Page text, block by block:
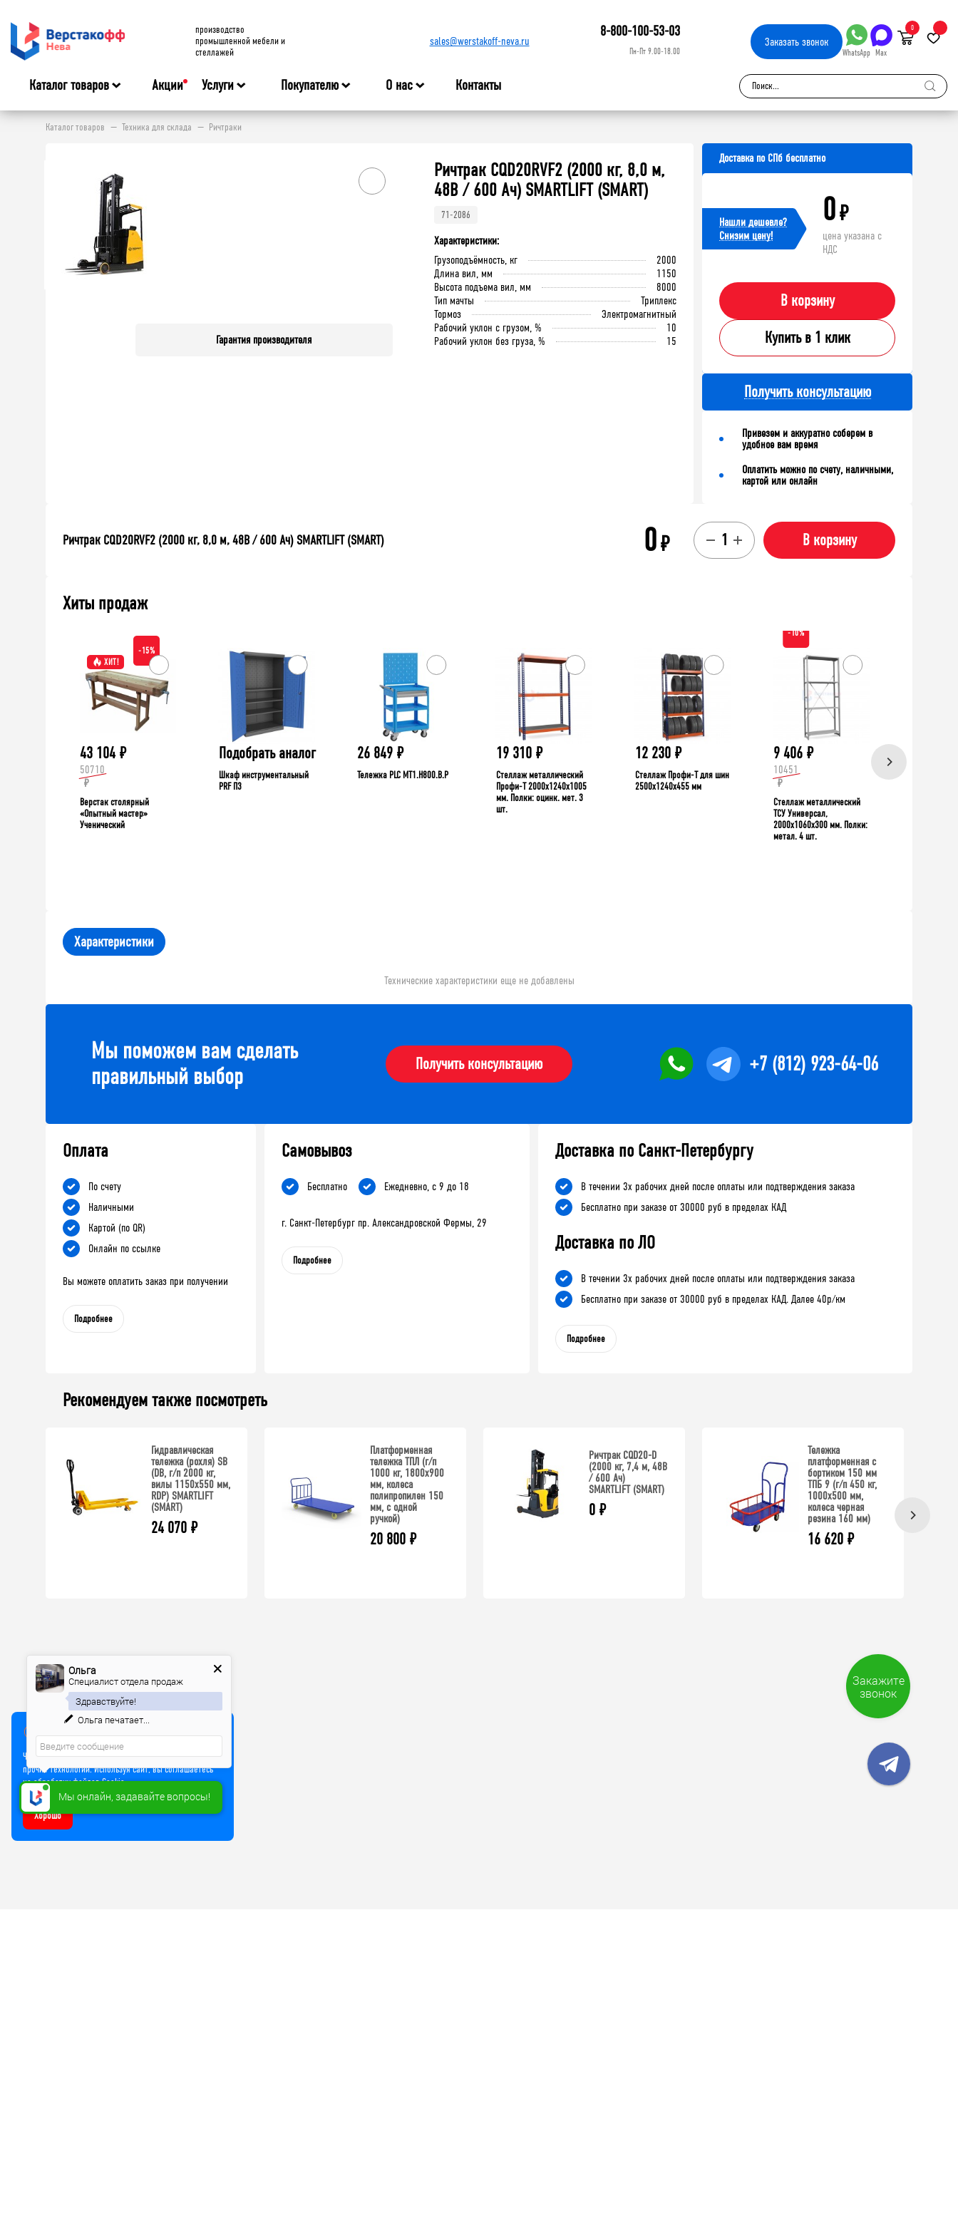
производство
промышленной мебели и
стеллажей
sales@werstakoff-neva.ru
8-800-100-53-03
Пн-Пт 9.00-18.00
Заказатьзвонок
WhatsApp Max
0
Каталог товаров Акции Услуги Покупателю О нас Контакты
Каталог товаров Техника для склада Ричтраки
Гарантия производителя
Ричтрак CQD20RVF2 (2000 кг, 8,0 м,
48В / 600 Ач) SMARTLIFT (SMART)
71-2086
Характеристики:
Грузоподъёмность, кг
2000
Длина вил, мм
1150
Высота подъема вил, мм
8000
Тип мачты
Триплекс
Тормоз
Электромагнитный
Рабочий уклон с грузом, %
10
Рабочий уклон без груза, %
15
Доставка по СПб бесплатно
Нашли дешевле?
Cнизим цену!
0₽
цена указана с
НДС
В корзину
Купить в 1 клик
Получить консультацию
Привезем и аккуратно соберем в
удобное вам время
Оплатить можно по счету, наличными,
картой или онлайн
Ричтрак CQD20RVF2 (2000 кг, 8,0 м, 48В / 600 Ач) SMARTLIFT (SMART) 0₽ В корзину
Хиты продаж
ХИТ!
-15%
43 104 ₽
50710
₽
Верстак столярный
«Опытный мастер»
Ученический
Подобрать аналог
Шкаф инструментальный
PRF П3
26 849 ₽
Тележка PLC МT1.H800.В.Р
19 310 ₽
Стеллаж металлический
Профи-Т 2000x1240x1005
мм. Полки: оцинк. мет. 3
шт.
12 230 ₽
Стеллаж Профи-Т для шин
2500x1240x455 мм
-10%
9 406 ₽
10451
₽
Стеллаж металлический
ТСУ Универсал,
2000x1060x300 мм. Полки:
метал. 4 шт.
Характеристики
Технические характеристики еще не добавлены
Мы поможем вам сделать
правильный выбор
Получить консультацию +7 (812) 923-64-06
Оплата
По счету
Наличными
Картой (по QR)
Онлайн по ссылке
Вы можете оплатить заказ при получении
Подробнее
Самовывоз
Бесплатно Ежедневно, с 9 до 18
г. Санкт-Петербург пр. Александровской Фермы, 29
Подробнее
Доставка по Санкт-Петербургу
В течении 3х рабочих дней после оплаты или подтверждения заказа
Бесплатно при заказе от 30000 руб в пределах КАД
Доставка по ЛО
В течении 3х рабочих дней после оплаты или подтверждения заказа
Бесплатно при заказе от 30000 руб в пределах КАД. Далее 40р/км
Подробнее
Рекомендуем также посмотреть
Гидравлическая
тележка (рохля) SB
(DB, г/п 2000 кг,
вилы 1150x550 мм,
RDP) SMARTLIFT
(SMART)
24 070 ₽
Платформенная
тележка ТПЛ (г/п
1000 кг, 1800x900
мм, колеса
полипропилен 150
мм, с одной
ручкой)
20 800 ₽
Ричтрак CQD20-D
(2000 кг, 7,4 м, 48В
/ 600 Ач)
SMARTLIFT (SMART)
0 ₽
Тележка
платформенная с
бортиком 150 мм
ТПБ 9 (г/п 450 кг,
1000x500 мм,
колеса черная
резина 160 мм)
16 620 ₽
Чтобы улучшить работу сайта, мы используем Cookie и
прочие технологии. Используя сайт, вы соглашаетесь
на обработку файлов Cookie
Хорошо
Закажите
звонок
Мы онлайн, задавайте вопросы!
Ольга
Специалист отдела продаж
Здравствуйте!
Ольга печатает...